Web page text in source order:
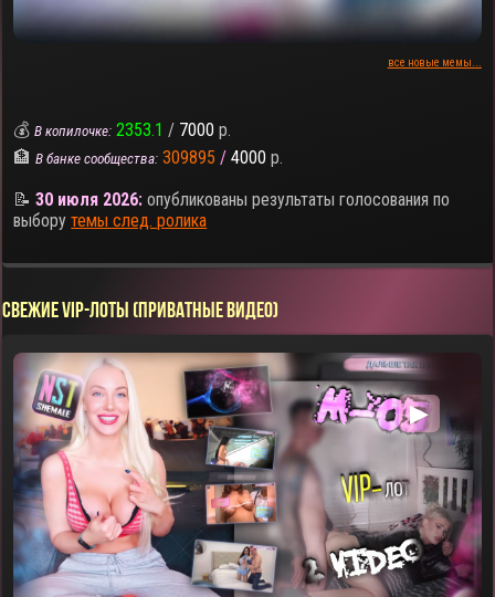
все новые мемы...
💰В копилочке: 2353.1 / 7000 р.
🏦В банке сообщества: 309895 / 4000 р.
📝30 июля 2026: опубликованы результаты голосования по
выборутемы след. ролика
СВЕЖИЕ VIP-ЛОТЫ (ПРИВАТНЫЕ ВИДЕО)
▶